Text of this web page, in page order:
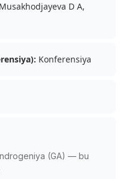
D A,
Konferensiya
(GA) — bu